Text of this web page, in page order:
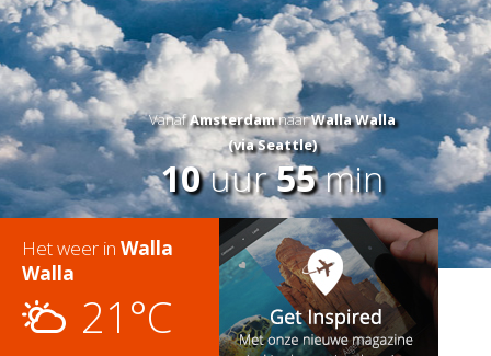
VanafAmsterdamnaarWalla Walla
(via Seattle)
10uur55min
Het weer in Walla
Walla
21°C